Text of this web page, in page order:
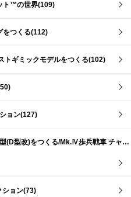
ト™の世界(109)
をつくる(112)
トギミックモデルをつくる(102)
ョン(127)
ガールズ&パンツァー Ⅳ号戦車H型(D型改)をつくる/Mk.Ⅳ歩兵戦車 チャーチルMk.Ⅶをつくる(191)
ション(73)